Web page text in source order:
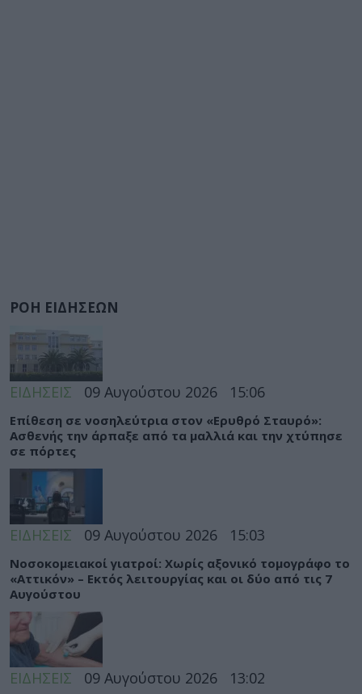
ΡΟΗ ΕΙΔΗΣΕΩΝ
ΕΙΔΗΣΕΙΣ 09 Αυγούστου 2026 15:06
Eπίθεση σε νοσηλεύτρια στον «Ερυθρό Σταυρό»:
Ασθενής την άρπαξε από τα μαλλιά και την χτύπησε
σε πόρτες
ΕΙΔΗΣΕΙΣ 09 Αυγούστου 2026 15:03
Νοσοκομειακοί γιατροί: Χωρίς αξονικό τομογράφο το
«Αττικόν» – Εκτός λειτουργίας και οι δύο από τις 7
Αυγούστου
ΕΙΔΗΣΕΙΣ 09 Αυγούστου 2026 13:02